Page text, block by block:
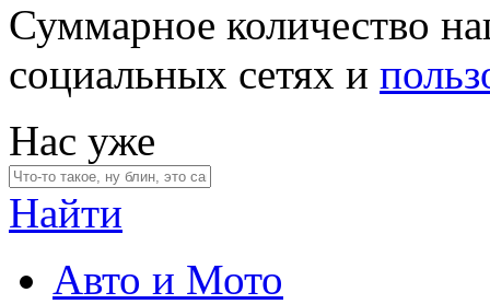
Суммарное количество
социальных сетях и
Нас уже
Найти
Авто и Мото